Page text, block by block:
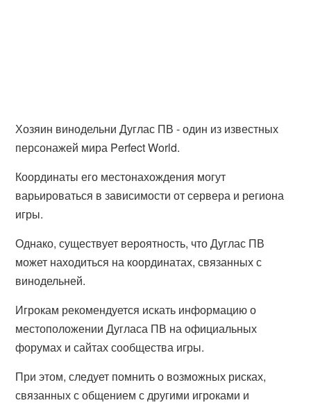
Хозяин винодельни Дуглас ПВ - один из известных
персонажей мира Perfect World.
Координаты его местонахождения могут
варьироваться в зависимости от сервера и региона
игры.
Однако, существует вероятность, что Дуглас ПВ
может находиться на координатах, связанных с
винодельней.
Игрокам рекомендуется искать информацию о
местоположении Дугласа ПВ на официальных
форумах и сайтах сообщества игры.
При этом, следует помнить о возможных рисках,
связанных с общением с другими игроками и